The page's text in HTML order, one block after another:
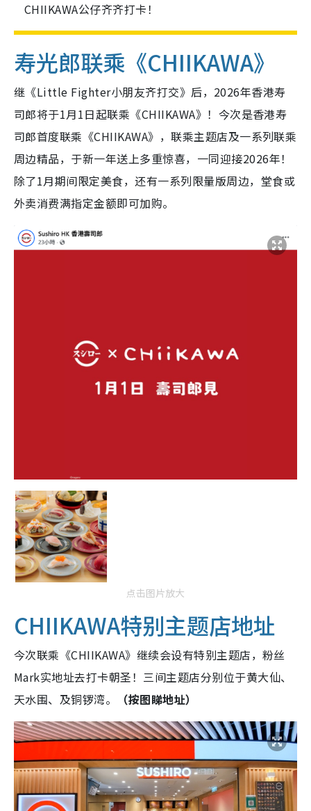
CHIIKAWA公仔齐齐打卡！
寿光郎联乘《CHIIKAWA》
继《Little Fighter小朋友齐打交》后，2026年香港寿
司郎将于1月1日起联乘《CHIIKAWA》！今次是香港寿
司郎首度联乘《CHIIKAWA》，联乘主题店及一系列联乘
周边精品，于新一年送上多重惊喜，一同迎接2026年！
除了1月期间限定美食，还有一系列限量版周边，堂食或
外卖消费满指定金额即可加购。
点击图片放大
CHIIKAWA特别主题店地址
今次联乘《CHIIKAWA》继续会设有特别主题店，粉丝
Mark实地址去打卡朝圣！三间主题店分别位于黄大仙、
天水围、及铜锣湾。
（按图睇地址）